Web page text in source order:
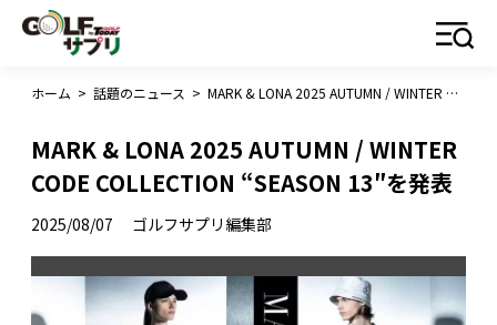
ホーム > 話題のニュース > MARK & LONA 2025 AUTUMN / WINTER CODE COLLECTION “SEASON 13″を発表
MARK & LONA 2025 AUTUMN / WINTER
CODE COLLECTION “SEASON 13″を発表
2025/08/07 ゴルフサプリ編集部